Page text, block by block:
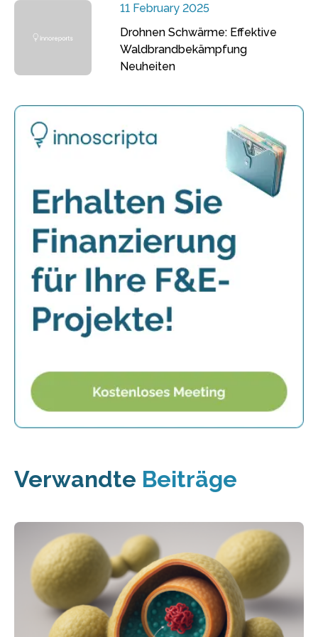
11 February 2025
Drohnen Schwärme: Effektive
Waldbrandbekämpfung
Neuheiten
Verwandte Beiträge